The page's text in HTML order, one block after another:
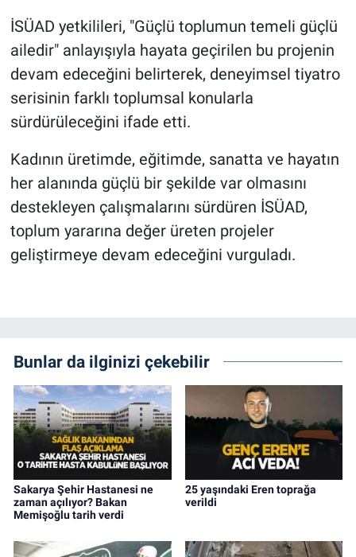
İSÜAD yetkilileri, "Güçlü toplumun temeli güçlü
ailedir" anlayışıyla hayata geçirilen bu projenin
devam edeceğini belirterek, deneyimsel tiyatro
serisinin farklı toplumsal konularla
sürdürüleceğini ifade etti.
Kadının üretimde, eğitimde, sanatta ve hayatın
her alanında güçlü bir şekilde var olmasını
destekleyen çalışmalarını sürdüren İSÜAD,
toplum yararına değer üreten projeler
geliştirmeye devam edeceğini vurguladı.
Bunlar da ilginizi çekebilir
Sakarya Şehir Hastanesi ne
zaman açılıyor? Bakan
Memişoğlu tarih verdi
25 yaşındaki Eren toprağa
verildi